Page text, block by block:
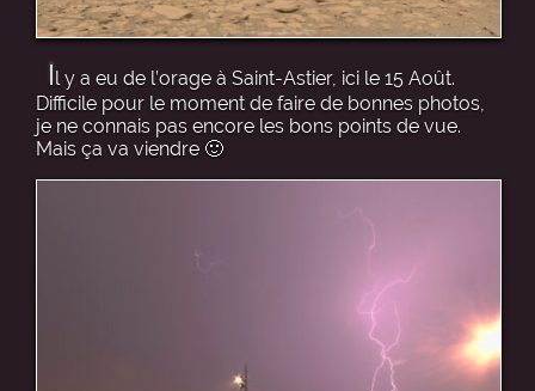
Il y a eu de l’orage à Saint-Astier, ici le 15 Août.
Difficile pour le moment de faire de bonnes photos,
je ne connais pas encore les bons points de vue.
Mais ça va viendre 🙂